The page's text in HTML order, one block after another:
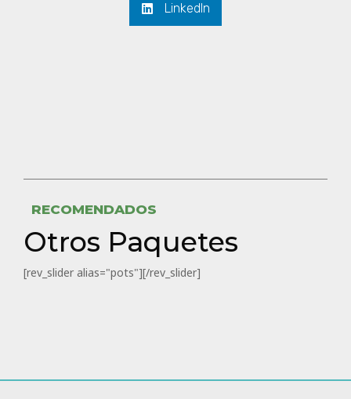
LinkedIn
RECOMENDADOS
Otros Paquetes
[rev_slider alias="pots"][/rev_slider]